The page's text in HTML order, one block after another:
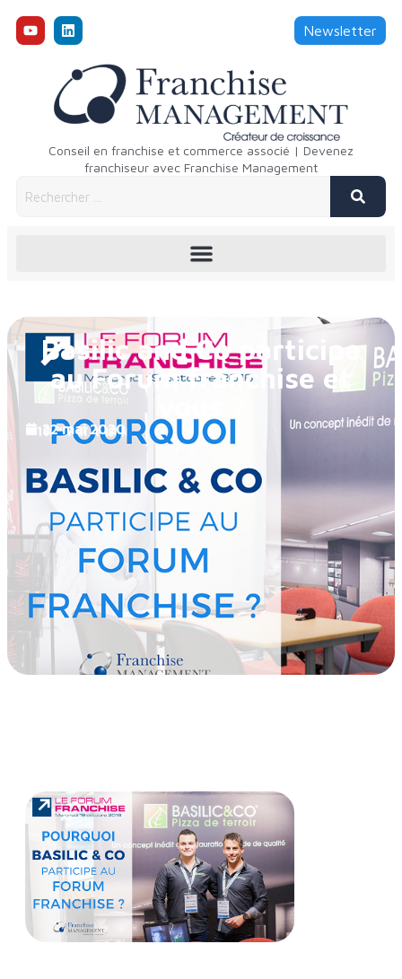
Newsletter
Conseil en franchise et commerce associé | Devenez
franchiseur avec Franchise Management
Basilic and Co participe
au Forum franchise et
22 mai 2020